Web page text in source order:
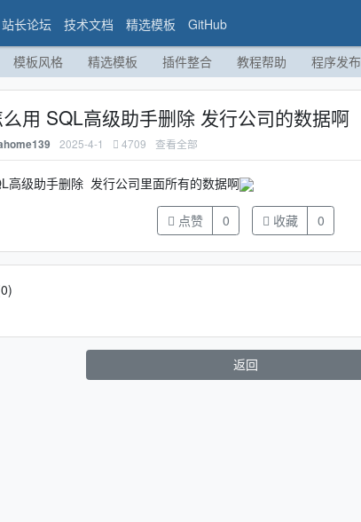
站长论坛 技术文档 精选模板 GitHub
模板风格 精选模板 插件整合 教程帮助 程序发布
用 SQL高级助手删除 发行公司的数据啊
2025-4-1 4709 查看全部
高级助手删除 发行公司里面所有的数据啊
点赞 0 收藏 0
0)
返回